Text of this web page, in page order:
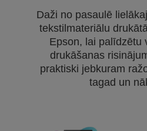
Daži no pasaulē
tekstilmateriālu
Epson, lai palīdzētu
drukāšanas
praktiski jebkuram
tagad un